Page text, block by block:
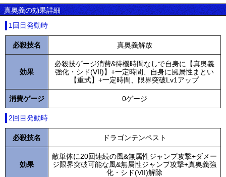
真奥義の効果詳細
1回目発動時
必殺技名 真奥義解放
効果
必殺技ゲージ消費&待機時間なしで自身に【真奥義
強化・シド(VII)】+一定時間、自身に風属性まとい
【重式】+一定時間、限界突破Lv1アップ
消費ゲージ 0ゲージ
2回目発動時
必殺技名 ドラゴンテンペスト
効果
敵単体に20回連続の風&無属性ジャンプ攻撃+ダメー
ジ限界突破可能な風&無属性ジャンプ攻撃+真奥義強
化・シド(VII)解除